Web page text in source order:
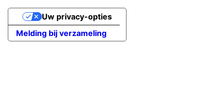
Melding bij verzameling
Uw privacy-opties